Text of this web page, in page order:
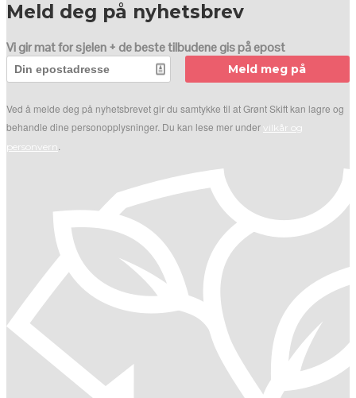
Meld deg på nyhetsbrev
Vi gir mat for sjelen + de beste tilbudene gis på epost
Meld meg på
Ved å melde deg på nyhetsbrevet gir du samtykke til at Grønt Skift kan lagre og
behandle dine personopplysninger. Du kan lese mer under vilkår og
personvern